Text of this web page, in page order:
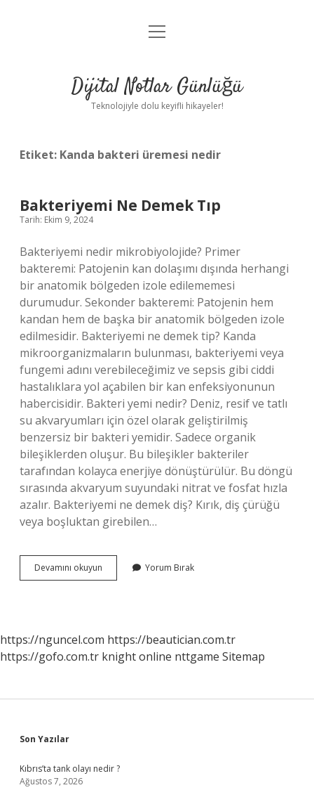
Anasayfa
Yasal Uyarı
menüyü
Dijital Notlar Günlüğü
Teknolojiyle dolu keyifli hikayeler!
Etiket: Kanda bakteri üremesi nedir
Bakteriyemi Ne Demek Tıp
Tarih: Ekim 9, 2024
Bakteriyemi nedir mikrobiyolojide? Primer
bakteremi: Patojenin kan dolaşımı dışında herhangi
bir anatomik bölgeden izole edilememesi
durumudur. Sekonder bakteremi: Patojenin hem
kandan hem de başka bir anatomik bölgeden izole
edilmesidir. Bakteriyemi ne demek tip? Kanda
mikroorganizmaların bulunması, bakteriyemi veya
fungemi adını verebileceğimiz ve sepsis gibi ciddi
hastalıklara yol açabilen bir kan enfeksiyonunun
habercisidir. Bakteri yemi nedir? Deniz, resif ve tatlı
su akvaryumları için özel olarak geliştirilmiş
benzersiz bir bakteri yemidir. Sadece organik
bileşiklerden oluşur. Bu bileşikler bakteriler
tarafından kolayca enerjiye dönüştürülür. Bu döngü
sırasında akvaryum suyundaki nitrat ve fosfat hızla
azalır. Bakteriyemi ne demek diş? Kırık, diş çürüğü
veya boşluktan girebilen…
Devamını okuyun Bakteriyemi
Ne
Yorum Bırak
https://nguncel.com https://beautician.com.tr
https://gofo.com.tr knight online nttgame Sitemap
Sidebar
Son Yazılar
Kıbrıs’ta tank olayı nedir ?
Ağustos 7, 2026